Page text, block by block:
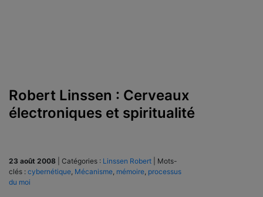
Robert Linssen : Cerveaux
électroniques et spiritualité
23 août 2008 Catégories : Linssen Robert
Mots-
clés : cybernétique Mécanisme mémoire processus
du moi